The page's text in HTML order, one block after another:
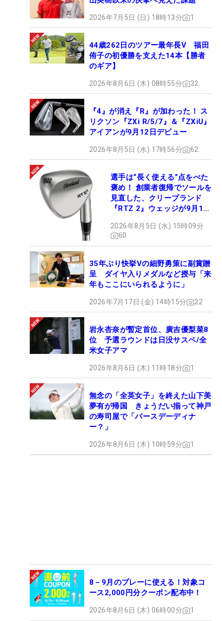
2026年7月5日 (日) 18時13分 1
44歳262日のツアー最年長V 福田
侑子の初優勝を支えた14本【勝者
のギア】
2026年8月6日 (木) 08時55分 32
『4』が消え『R』が加わった！ ス
リクソン『ZXi R/5/7』＆『ZXiU』
アイアンが9月12日デビュー
2026年8月5日 (水) 17時56分 62
選手は“長く使える”点をべた
褒め！ 創業者復帰でソールを
見直した、クリーブランド
『RTZ 2』ウェッジが9月12
2026年8月5日 (水) 15時09分
60
35年ぶり快挙Vの細野勇策に副賞贈
呈 ダイヤ入りメダルなど授与「来
年もここにいられるように」
2026年7月17日 (金) 14時15分 22
岩永杏奈が暫定首位、廣吉優梨菜8
位 予選ラウンドは日没サスペ/全
米女子アマ
2026年8月6日 (木) 11時18分 1
無念の「全英女子」を終えた山下美
夢有が帰国 きょうだい揃って神戸
の寿司屋で「バースデーディナ
ー？」
2026年8月6日 (木) 10時59分 1
8－9月のプレーに使える！対象コ
ース2,000円分クーポン配布中！
2026年8月6日 (木) 06時00分 1